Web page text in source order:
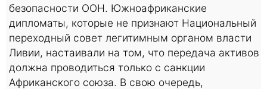
безопасности ООН. Южноафриканские
дипломаты, которые не признают Национальный
переходный совет легитимным органом власти
Ливии, настаивали на том, что передача активов
должна проводиться только с санкции
Африканского союза. В свою очередь,